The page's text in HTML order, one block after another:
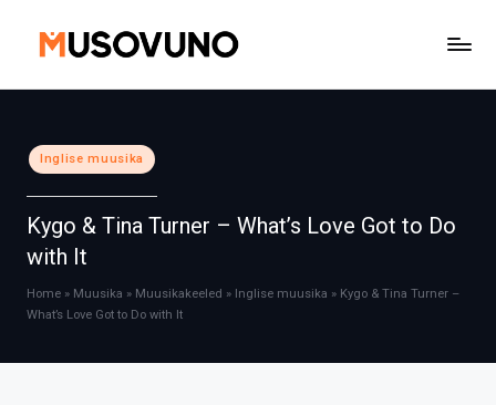
Posted
in
Inglise muusika
Kygo & Tina Turner – What’s Love Got to Do
with It
Home » Muusika » Muusikakeeled » Inglise muusika » Kygo & Tina Turner –
What’s Love Got to Do with It